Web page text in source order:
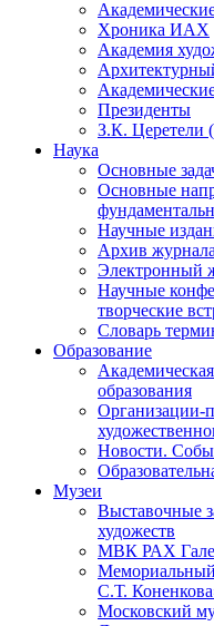
Хроника ИАХ
Академия
Президенты
З.К. Церетели
Наука
Основные
Основные
Научные
Архив
Электронный
Научные
творческие
Словарь
Образование
образования
Организации-
Новости.
Музеи
Выставочные
художеств
МВК РАХ
Мемориальный
С.Т.
Московский